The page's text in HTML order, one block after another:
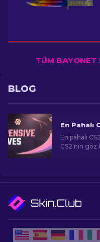
TÜM BAYONET
BLOG
En pahalı
CS2'nin göz